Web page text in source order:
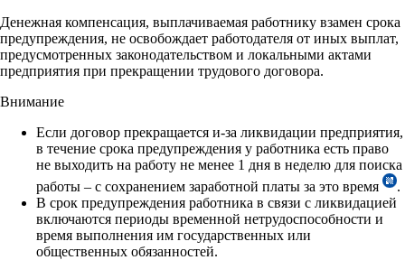
Денежная компенсация, выплачиваемая работнику взамен срока
предупреждения, не освобождает работодателя от иных выплат,
предусмотренных законодательством и локальными актами
предприятия при прекращении трудового договора.
Внимание
Если договор прекращается и-за ликвидации предприятия,
в течение срока предупреждения у работника есть право
не выходить на работу не менее 1 дня в неделю для поиска
работы – с сохранением заработной платы за это время
.
В срок предупреждения работника в связи с ликвидацией
включаются периоды временной нетрудоспособности и
время выполнения им государственных или
общественных обязанностей.